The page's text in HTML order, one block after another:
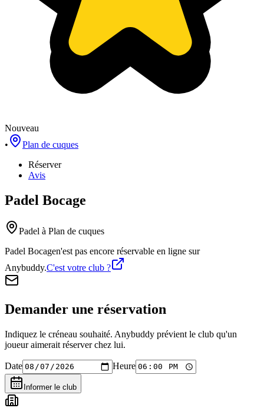
Nouveau
•
Plan de cuques
Réserver
Avis
Padel Bocage
Padel à Plan de cuques
Padel Bocagen'est pas encore réservable en ligne sur
Anybuddy.C'est votre club ?
Demander une réservation
Indiquez le créneau souhaité. Anybuddy prévient le club qu'un
joueur aimerait réserver chez lui.
Date Heure
Informer le club